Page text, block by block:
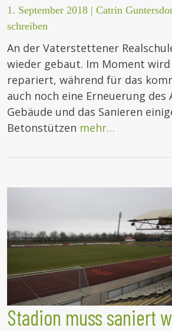
1. September 2018 | Catrin
schreiben
An der Vaterstettener
wieder gebaut. Im Moment
repariert, während für das
auch noch eine Erneuerung des
Gebäude und das Sanieren
Betonstützen mehr…
Stadion muss saniert